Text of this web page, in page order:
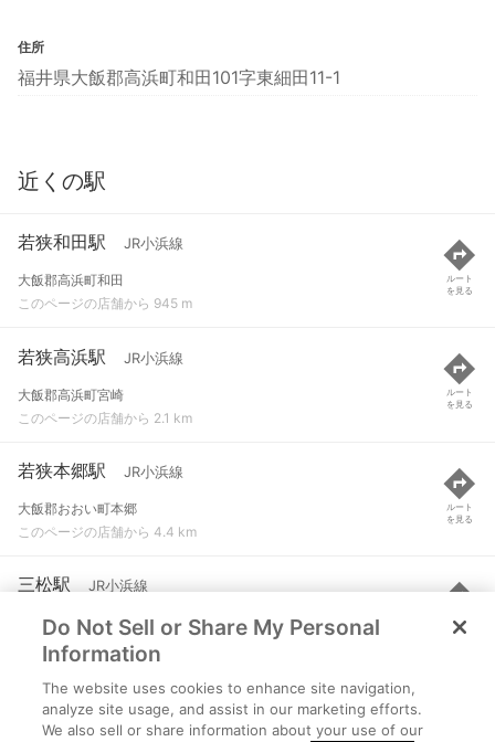
住所
福井県大飯郡高浜町和田101字東細田11-1
近くの駅
若狭和田駅 JR小浜線
大飯郡高浜町和田
このページの店舗から 945 m
ルート
を見る
若狭高浜駅 JR小浜線
大飯郡高浜町宮崎
このページの店舗から 2.1 km
ルート
を見る
若狭本郷駅 JR小浜線
大飯郡おおい町本郷
このページの店舗から 4.4 km
ルート
を見る
三松駅 JR小浜線
大飯郡高浜町東三松
このページの店舗から 4.6 km
ルート
を見る
青郷駅 JR小浜線
大飯郡高浜町青郷
Do Not Sell or Share My Personal
Information
The website uses cookies to enhance site navigation,
analyze site usage, and assist in our marketing efforts.
We also sell or share information about your use of our